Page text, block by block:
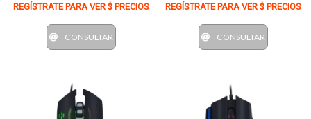
REGÍSTRATE PARA VER $ PRECIOS
CONSULTAR
REGÍSTRATE PARA VER $ PRECIOS
CONSULTAR